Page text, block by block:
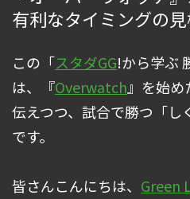
有利なタイミングの見
この「スタダGG!から学ぶ
は、『Overwatch』を始め
伝えつつ、試合で勝つ「
です。
皆さんこんにちは、 Green